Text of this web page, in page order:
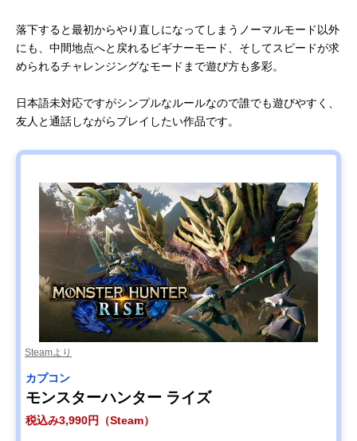
落下すると最初からやり直しになってしまうノーマルモード以外
にも、中間地点へと戻れるビギナーモード、そしてスピードが求
められるチャレンジングなモードまで遊び方も多彩。
日本語未対応ですがシンプルなルールなので誰でも遊びやすく、
友人と通話しながらプレイしたい作品です。
Steamより
カプコン
モンスターハンター ライズ
税込み3,990円（Steam）